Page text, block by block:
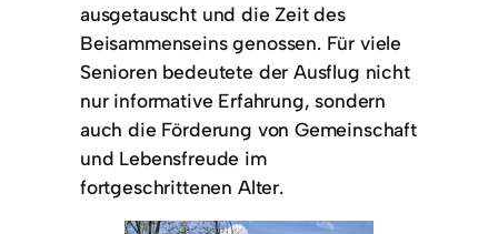
ausgetauscht und die Zeit des
Beisammenseins genossen. Für viele
Senioren bedeutete der Ausflug nicht
nur informative Erfahrung, sondern
auch die Förderung von Gemeinschaft
und Lebensfreude im
fortgeschrittenen Alter.